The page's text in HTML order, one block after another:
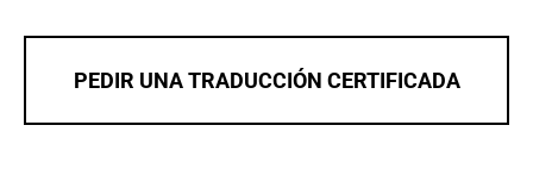
PEDIR UNA TRADUCCIÓN CERTIFICADA